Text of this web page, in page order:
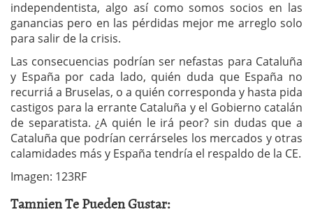
independentista, algo así como somos socios en las
ganancias pero en las pérdidas mejor me arreglo solo
para salir de la crisis.
Las consecuencias podrían ser nefastas para Cataluña
y España por cada lado, quién duda que España no
recurriá a Bruselas, o a quién corresponda y hasta pida
castigos para la errante Cataluña y el Gobierno catalán
de separatista. ¿A quién le irá peor? sin dudas que a
Cataluña que podrían cerrárseles los mercados y otras
calamidades más y España tendría el respaldo de la CE.
Imagen: 123RF
Tamnien Te Pueden Gustar: